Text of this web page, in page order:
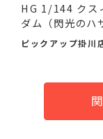
HG 1/144 クス
ダム（閃光のハ
イ）が...
ピックアップ掛川